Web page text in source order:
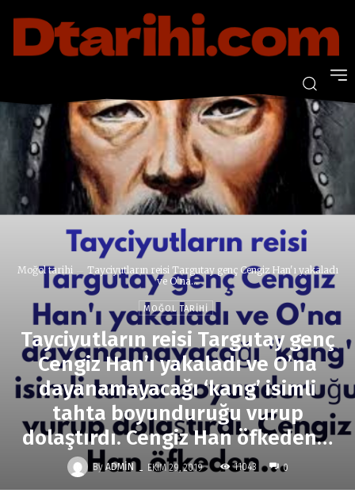
Moğol tarihi
Tayciyutların reisi Targutay genç Cengiz Han'ı yakaladı
ve O'na...
MOĞOL TARIHI
Tayciyutların reisi Targutay genç
Cengiz Han’ı yakaladı ve O’na
dayanamayacağı ‘kang’ isimli
tahta boyunduruğu vurup
dolaştırdı. Cengiz Han öfkeden…
By ADMIN - EKIM 29, 2019 11043 0